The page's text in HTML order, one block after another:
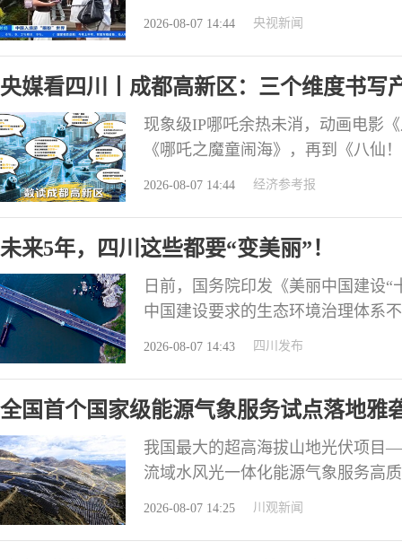
地、生态体验等特色项目，更是让
途
2026-08-07 14:44 央视新闻
央媒看四川丨成都高新区：三个维度书写
现象级IP哪吒余热未消，动画电影
《哪吒之魔童闹海》，再到《八仙
断书写着数字文创产业的奇迹。
2026-08-07 14:44 经济参考报
未来5年，四川这些都要“变美丽”！
日前，国务院印发《美丽中国建设
中国建设要求的生态环境治理体系
何“变美丽”？ 未来五年这样安排
2026-08-07 14:43 四川发布
全国首个国家级能源气象服务试点落地雅
我国最大的超高海拔山地光伏项目
流域水风光一体化能源气象服务高
是全国首个聚焦多能互补领域的能
2026-08-07 14:25 川观新闻